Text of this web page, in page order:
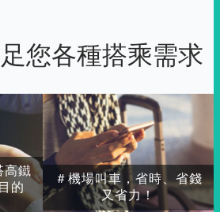
您各種搭乘需求
高鐵
的
＃機場叫車，省時、省錢
又省力！